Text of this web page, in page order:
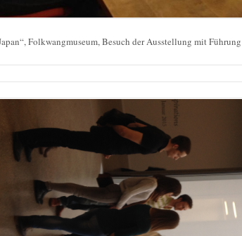
Folkwangmuseum, Besuch der Ausstellung mit Führung